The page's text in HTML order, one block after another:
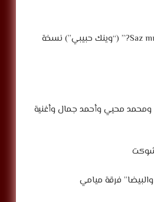
من الأفضل؟: “Saz mı Caz mı?” (“وينك حبيبي”) نسخة
محيي وأحمد جمال وأغنية
فرقة ميامي